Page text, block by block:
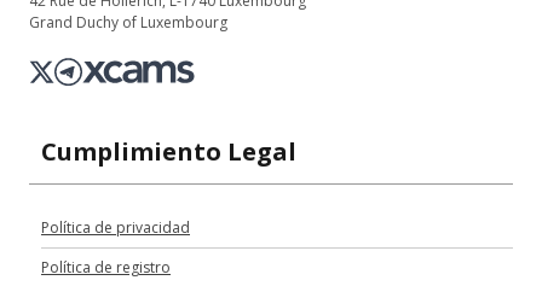
Grand Duchy of Luxembourg
Cumplimiento Legal
Política de privacidad
Política de registro